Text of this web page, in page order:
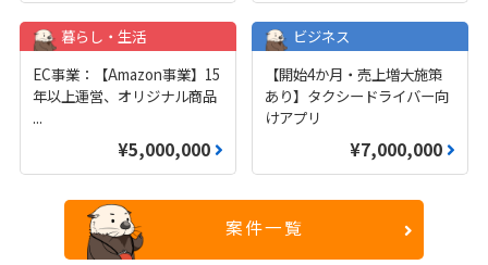
暮らし・生活
EC事業：【Amazon事業】15
年以上運営、オリジナル商品
...
¥5,000,000
ビジネス
【開始4か月・売上増大施策
あり】タクシードライバー向
けアプリ
¥7,000,000
案件一覧